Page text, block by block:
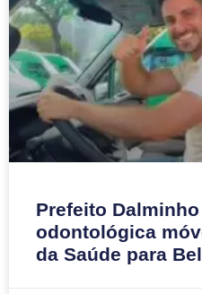
Prefeito
odontológica
da Saúde para